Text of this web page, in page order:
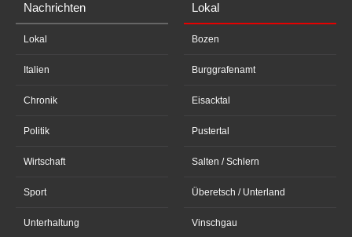
Nachrichten
Lokal
Italien
Chronik
Politik
Wirtschaft
Sport
Unterhaltung
Lokal
Bozen
Burggrafenamt
Eisacktal
Pustertal
Salten / Schlern
Überetsch / Unterland
Vinschgau